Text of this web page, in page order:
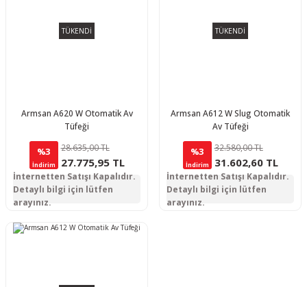
TÜKENDİ
Armsan A620 W Otomatik Av
Tüfeği
%3
İndirim
28.635,00 TL
27.775,95 TL
İnternetten Satışı Kapalıdır.
Detaylı bilgi için lütfen
arayınız.
TÜKENDİ
Armsan A612 W Slug Otomatik
Av Tüfeği
%3
İndirim
32.580,00 TL
31.602,60 TL
İnternetten Satışı Kapalıdır.
Detaylı bilgi için lütfen
arayınız.